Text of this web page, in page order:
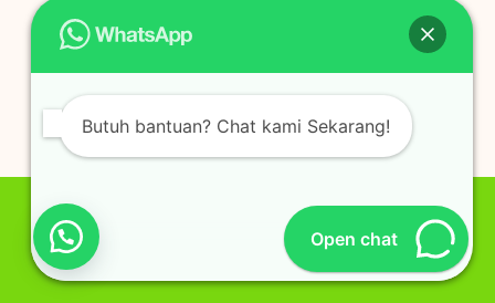
Baru Dilihat
© Copyright 202209/08/2026 |
Belanjatani.com
Butuh bantuan? Chat kami Sekarang!
Open chat